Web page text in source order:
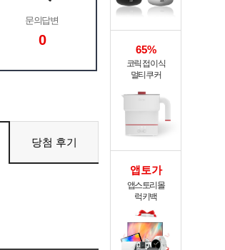
문의답변
0
당첨 후기
65%
코릭 접이식
멀티쿠커
앱토가
앱스토리몰
럭키백